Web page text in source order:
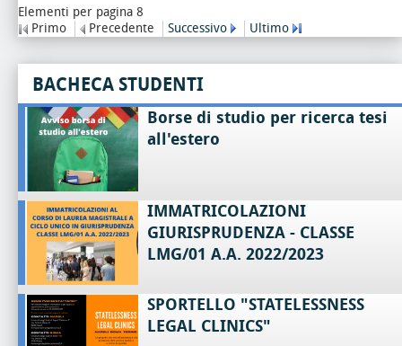
Elementi per pagina 8
Primo
Precedente Successivo Ultimo
BACHECA STUDENTI
Borse di studio per ricerca tesi
all'estero
IMMATRICOLAZIONI
GIURISPRUDENZA - CLASSE
LMG/01 A.A. 2022/2023
SPORTELLO "STATELESSNESS
LEGAL CLINICS"